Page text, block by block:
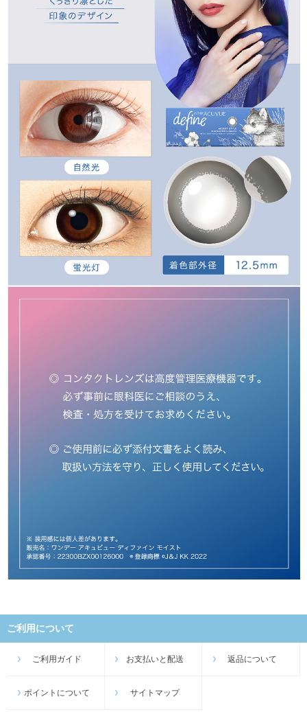
ご利用について
ご利用ガイド お支払いと配送 返品について
ポイントについて サイトマップ